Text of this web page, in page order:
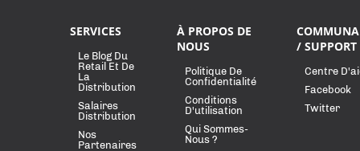
SERVICES
Le Blog Du
Retail Et De
La
Distribution
Salaires
Distribution
Nos
Partenaires
À PROPOS DE
NOUS
Politique De
Confidentialité
Conditions
D'utilisation
Qui Sommes-
Nous ?
/ SUPPORT
Centre
Facebook
Twitter